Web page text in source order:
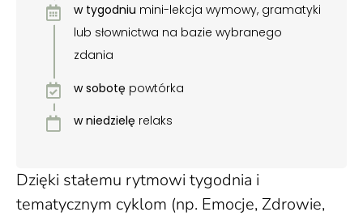
w tygodniu mini-lekcja wymowy, gramatyki
lub słownictwa na bazie wybranego
zdania
w sobotę powtórka
w niedzielę relaks
Dzięki stałemu rytmowi tygodnia i
tematycznym cyklom (np. Emocje, Zdrowie,